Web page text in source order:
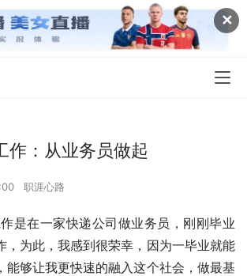
✕
作：从业务员做起
职涯心路
是在一家快递公司做业务员，刚刚毕业
，为此，我感到很荣幸，因为一毕业就能
能够让我更快速的融入这个社会，做最基